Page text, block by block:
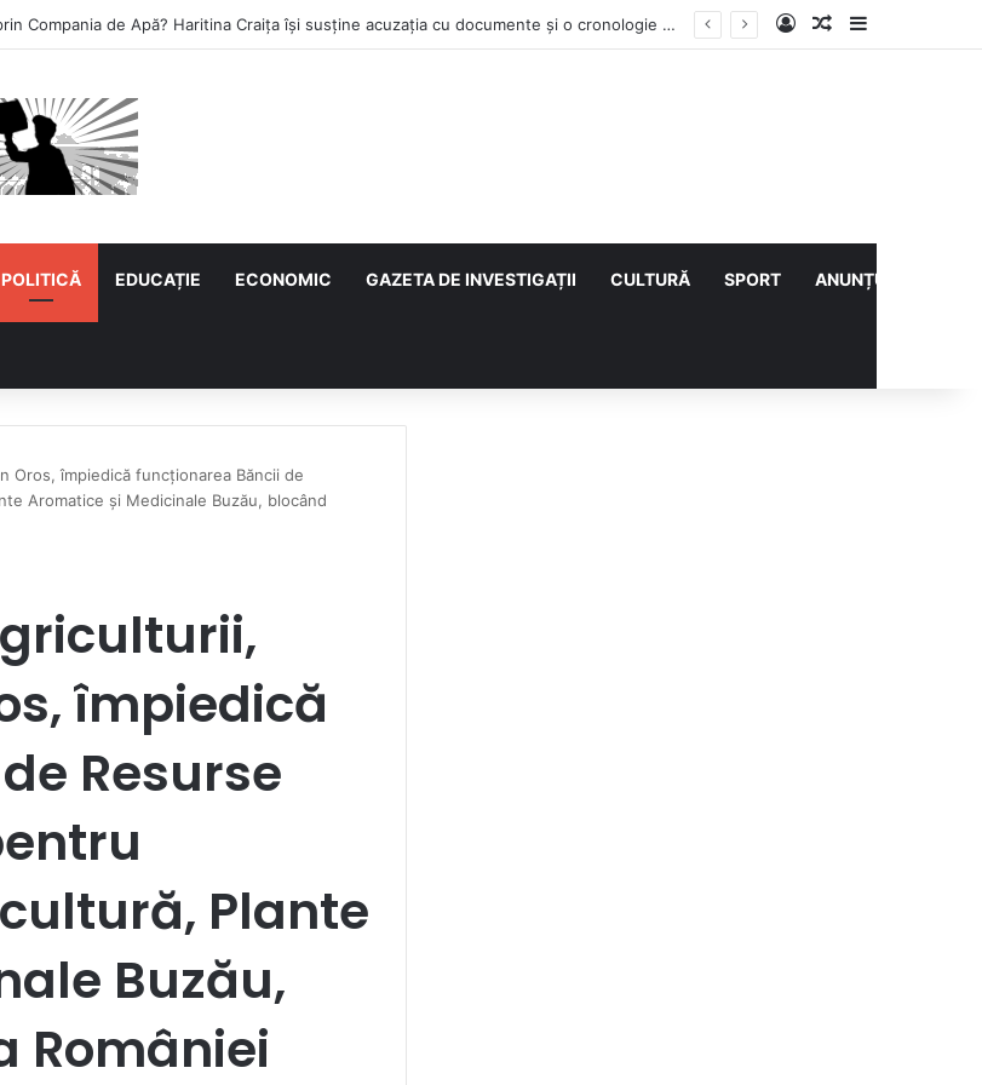
Contractul Climatic continuă prin Compania de Apă? Haritina Craița își susține acuzația cu documente și o cronologie a deciziilor Log InArticol aleatoriu
Sidebar
POLITICĂ EDUCAȚIE ECONOMIC GAZETA DE INVESTIGAȚII CULTURĂ SPORT ANUNȚURI
Oros, împiedică funcționarea Băncii de
Aromatice și Medicinale Buzău, blocând
împiedică
Resurse
Plante
Buzău,
României